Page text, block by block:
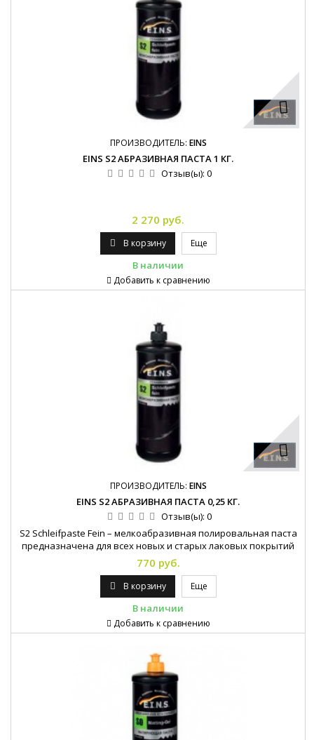
ПРОИЗВОДИТЕЛЬ: EINS
EINS S2 АБРАЗИВНАЯ ПАСТА 1 КГ.
Отзыв(ы): 0
2 270 руб.
В корзину Еще
В наличии
Добавить к сравнению
ПРОИЗВОДИТЕЛЬ: EINS
EINS S2 АБРАЗИВНАЯ ПАСТА 0,25 КГ.
Отзыв(ы): 0
S2 Schleifpaste Fein – мелкоабразивная полировальная паста
предназначена для всех новых и старых лаковых покрытий
(бесцветных лаков и красок) Stratch Resistant, UHS, HS, MS, 2K и
1К.
770 руб.
В корзину Еще
В наличии
Добавить к сравнению